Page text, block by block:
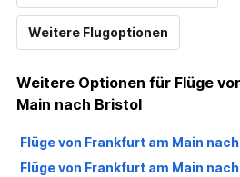
Weitere Flugoptionen
Weitere Optionen für Flüge
Main nach Bristol
Flüge von Frankfurt am Main
Flüge von Frankfurt am Main